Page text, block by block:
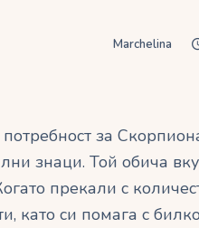
Marchelina
за
знаци. Той обича
прекали с
като си помага с